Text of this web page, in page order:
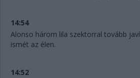
14:54
Alonso három lila szektorral tovább
ismét az élen.
14:52